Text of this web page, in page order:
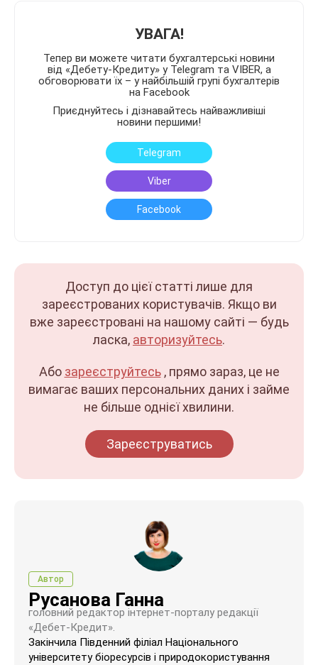
УВАГА!
Тепер ви можете читати бухгалтерські новини
від «Дебету-Кредиту» у Telegram та VIBER, а
обговорювати їх – у найбільшій групі бухгалтерів
на Facebook
Приєднуйтесь і дізнавайтесь найважливіші
новини першими!
Telegram
Viber
Facebook
Доступ до цієї статті лише для
зареєстрованих користувачів. Якщо ви
вже зареєстровані на нашому сайті — будь
ласка, авторизуйтесь.
Або зареєструйтесь, прямо зараз, це не
вимагає ваших персональних даних і займе
не більше однієї хвилини.
Зареєструватись
Автор
Русанова Ганна
головний редактор інтернет-порталу редакції
«Дебет-Кредит».
Закінчила Південний філіал Національного
університету біоресурсів і природокористування